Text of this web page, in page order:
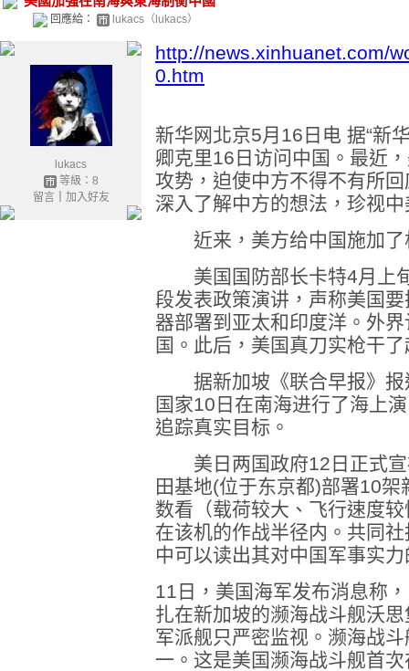
回應給： lukacs（lukacs）
lukacs
等級：8
留言｜ 加入好友
http://news.xinhuanet.com/
0.htm
新华网北京5月16日电 据“新
卿克里16日访问中国。最近
攻势，迫使中方不得不有所
深入了解中方的想法，珍视
近来，美方给中国施加了
美国国防部长卡特4月上旬
段发表政策演讲，声称美国
器部署到亚太和印度洋。外
国。此后，美国真刀实枪干
据新加坡《联合早报》报
国家10日在南海进行了海上
追踪真实目标。
美日两国政府12日正式宣
田基地(位于东京都)部署10架
数看（载荷较大、飞行速度
在该机的作战半径内。共同
中可以读出其对中国军事实
11日，美国海军发布消息称
扎在新加坡的濒海战斗舰沃
军派舰只严密监视。濒海战
一。这是美国濒海战斗舰首